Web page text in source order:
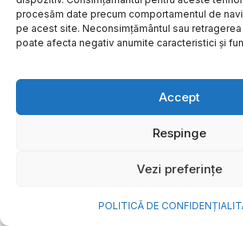
procesăm date precum comportamentul de
pe acest site. Neconsimțământul sau
poate afecta negativ anumite caracteristici și
Accept
Respinge
Vezi preferințe
POLITICĂ DE
NOVA Power & Gas:
de investiții de un
euro și o nouă
o viață mai bună”
După aproape 20 de ani în care a